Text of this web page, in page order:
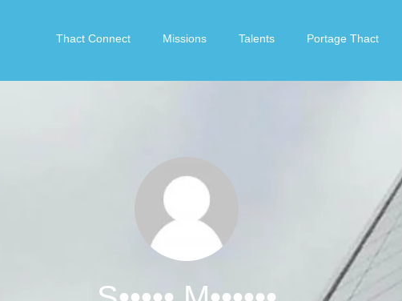
Thact Connect Missions Talents Portage Thact